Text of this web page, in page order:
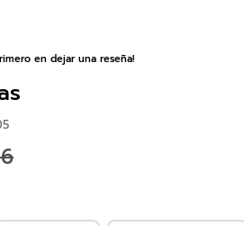
en dejar una reseña!